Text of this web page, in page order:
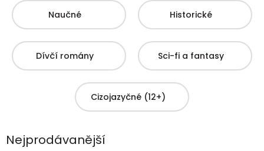
Naučné Historické
Dívčí romány Sci-fi a fantasy
Cizojazyčné (12+)
Nejprodávanější